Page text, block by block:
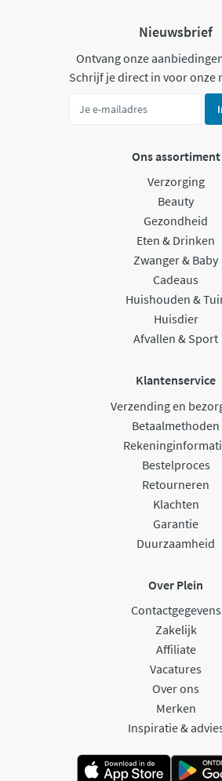
Nieuwsbrief
Ontvang onze
Schrijf je direct in voor onze
Ons assortiment
Verzorging
Beauty
Gezondheid
Eten & Drinken
Zwanger & Baby
Cadeaus
Huishouden &
Huisdier
Afvallen & Sport
Klantenservice
Verzending en
Betaalmethoden
Bestelproces
Retourneren
Klachten
Garantie
Duurzaamheid
Over Plein
Contactgegevens
Zakelijk
Affiliate
Vacatures
Over ons
Merken
Inspiratie &